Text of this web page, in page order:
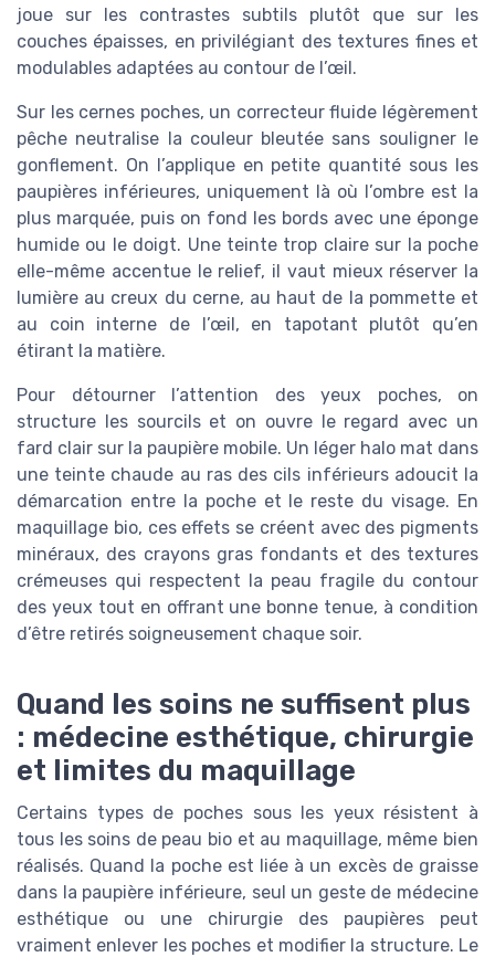
joue sur les contrastes subtils plutôt que sur les
couches épaisses, en privilégiant des textures fines et
modulables adaptées au contour de l’œil.
Sur les cernes poches, un correcteur fluide légèrement
pêche neutralise la couleur bleutée sans souligner le
gonflement. On l’applique en petite quantité sous les
paupières inférieures, uniquement là où l’ombre est la
plus marquée, puis on fond les bords avec une éponge
humide ou le doigt. Une teinte trop claire sur la poche
elle-même accentue le relief, il vaut mieux réserver la
lumière au creux du cerne, au haut de la pommette et
au coin interne de l’œil, en tapotant plutôt qu’en
étirant la matière.
Pour détourner l’attention des yeux poches, on
structure les sourcils et on ouvre le regard avec un
fard clair sur la paupière mobile. Un léger halo mat dans
une teinte chaude au ras des cils inférieurs adoucit la
démarcation entre la poche et le reste du visage. En
maquillage bio, ces effets se créent avec des pigments
minéraux, des crayons gras fondants et des textures
crémeuses qui respectent la peau fragile du contour
des yeux tout en offrant une bonne tenue, à condition
d’être retirés soigneusement chaque soir.
Quand les soins ne suffisent plus
: médecine esthétique, chirurgie
et limites du maquillage
Certains types de poches sous les yeux résistent à
tous les soins de peau bio et au maquillage, même bien
réalisés. Quand la poche est liée à un excès de graisse
dans la paupière inférieure, seul un geste de médecine
esthétique ou une chirurgie des paupières peut
vraiment enlever les poches et modifier la structure. Le